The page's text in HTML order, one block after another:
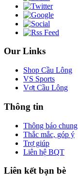
Our Links
Shop Cầu Lông
VS Sports
Vợt Cầu Lông
Thông tin
Thông báo chung
Thắc mắc, góp ý
Trợ giúp
Liên hệ BQT
Liên kết bạn bè